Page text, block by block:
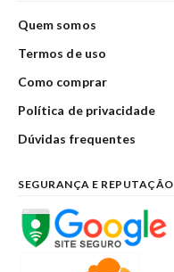
Quem somos
Termos de uso
Como comprar
Política de privacidade
Dúvidas frequentes
SEGURANÇA E REPUTAÇÃO